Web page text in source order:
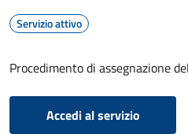
Servizio attivo
Procedimento di assegnazione
Accedi al servizio